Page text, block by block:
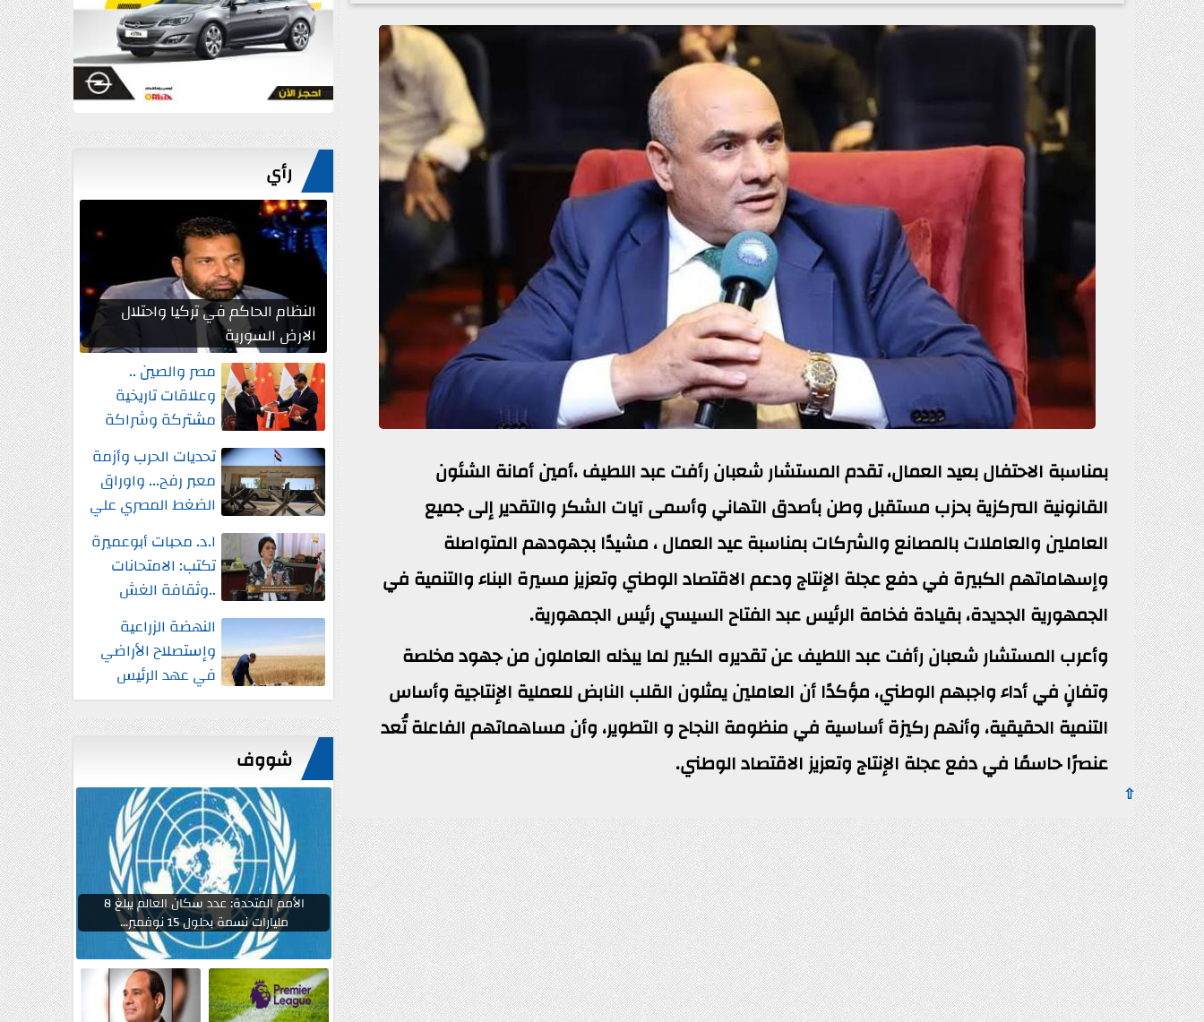
بمناسبة الاحتفال بعيد العمال، تقدم المستشار شعبان رأفت عبد اللطيف ،أمين أمانة الشئون
القانونية المركزية بحزب مستقبل وطن بأصدق التهاني وأسمى آيات الشكر والتقدير إلى جميع
العاملين والعاملات بالمصانع والشركات بمناسبة عيد العمال ، مشيدًا بجهودهم المتواصلة
وإسهاماتهم الكبيرة في دفع عجلة الإنتاج ودعم الاقتصاد الوطني وتعزيز مسيرة البناء والتنمية في
الجمهورية الجديدة، بقيادة فخامة الرئيس عبد الفتاح السيسي رئيس الجمهورية.
وأعرب المستشار شعبان رأفت عبد اللطيف عن تقديره الكبير لما يبذله العاملون من جهود مخلصة
وتفانٍ في أداء واجبهم الوطني، مؤكدًا أن العاملين يمثلون القلب النابض للعملية الإنتاجية وأساس
التنمية الحقيقية، وأنهم ركيزة أساسية في منظومة النجاح و التطوير، وأن مساهماتهم الفاعلة تُعد
عنصرًا حاسمًا في دفع عجلة الإنتاج وتعزيز الاقتصاد الوطني.
⇧
رأي
النظام الحاكم في تركيا واحتلال
الارض السورية
مصر والصين ..
وعلاقات تاريخية
مشتركة وشراكة
إستراتيجية شاملة
واستثمارات جديدةتحديات الحرب وأزمة
معبر رفح... واوراق
الضغط المصري علي
ا.د. محبات أبوعميرة
تكتب: الامتحانات
..وثقافة الغش
النهضة الزراعية
وإستصلاح الأراضي
في عهد الرئيس
السيسي
شووف
الأمم المتحدة: عدد سكان العالم يبلغ 8
مليارات نسمة بحلول 15 نوفمبر...